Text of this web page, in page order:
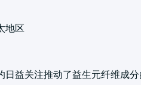
地区
益关注推动了益生元纤维成分